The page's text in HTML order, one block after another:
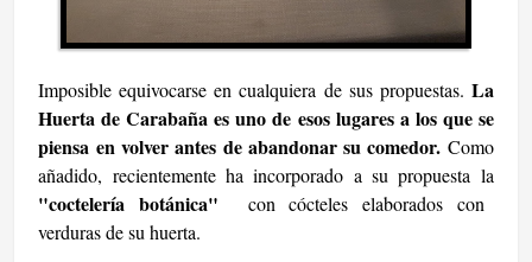
Imposible equivocarse en cualquiera de sus propuestas. La
Huerta de Carabaña es uno de esos lugares a los que se
piensa en volver antes de abandonar su comedor. Como
añadido, recientemente ha incorporado a su propuesta la
"coctelería botánica" con cócteles elaborados con
verduras de su huerta.